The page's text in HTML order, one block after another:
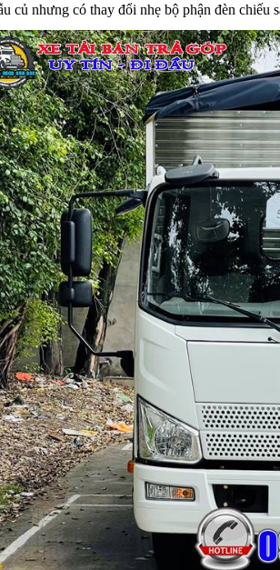
củ nhưng có thay đổi nhẹ bộ phận đèn chiếu